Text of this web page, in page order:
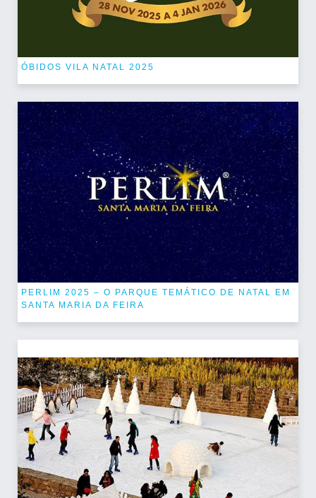
ÓBIDOS VILA NATAL 2025
PERLIM 2025 – O PARQUE TEMÁTICO DE NATAL EM
SANTA MARIA DA FEIRA